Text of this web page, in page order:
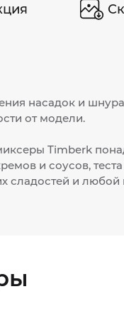
насадок и
от модели.
Timberk
и соусов,
сладостей и любой